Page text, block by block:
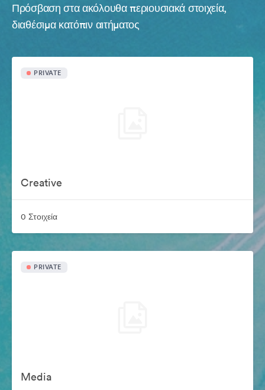
Πρόσβαση στα ακόλουθα περιουσιακά στοιχεία,
διαθέσιμα κατόπιν αιτήματος
PRIVATE
Creative
0 Στοιχεία
PRIVATE
Media